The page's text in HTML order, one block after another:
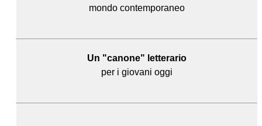
mondo contemporaneo
Un "canone" letterario
per i giovani oggi